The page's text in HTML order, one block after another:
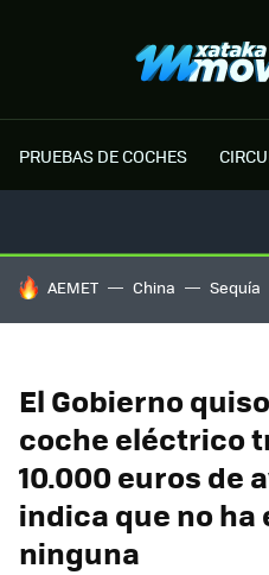
PRUEBAS DE COCHES
HOY SE HABLA DE
AEMET China Sequía
El Gobierno
coche eléctrico
10.000 euros de
indica que no
ninguna